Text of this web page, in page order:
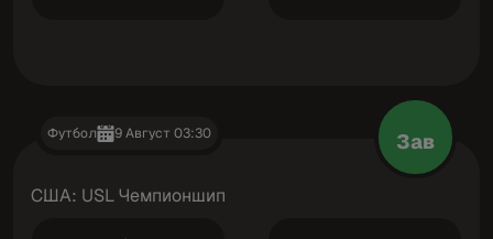
Футбол 9 Август 03:30 Зав
США: USL Чемпионшип